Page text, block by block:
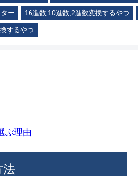
ー 16進数,10進数,2進数変換するやつ
するやつ
ぶ理由
法